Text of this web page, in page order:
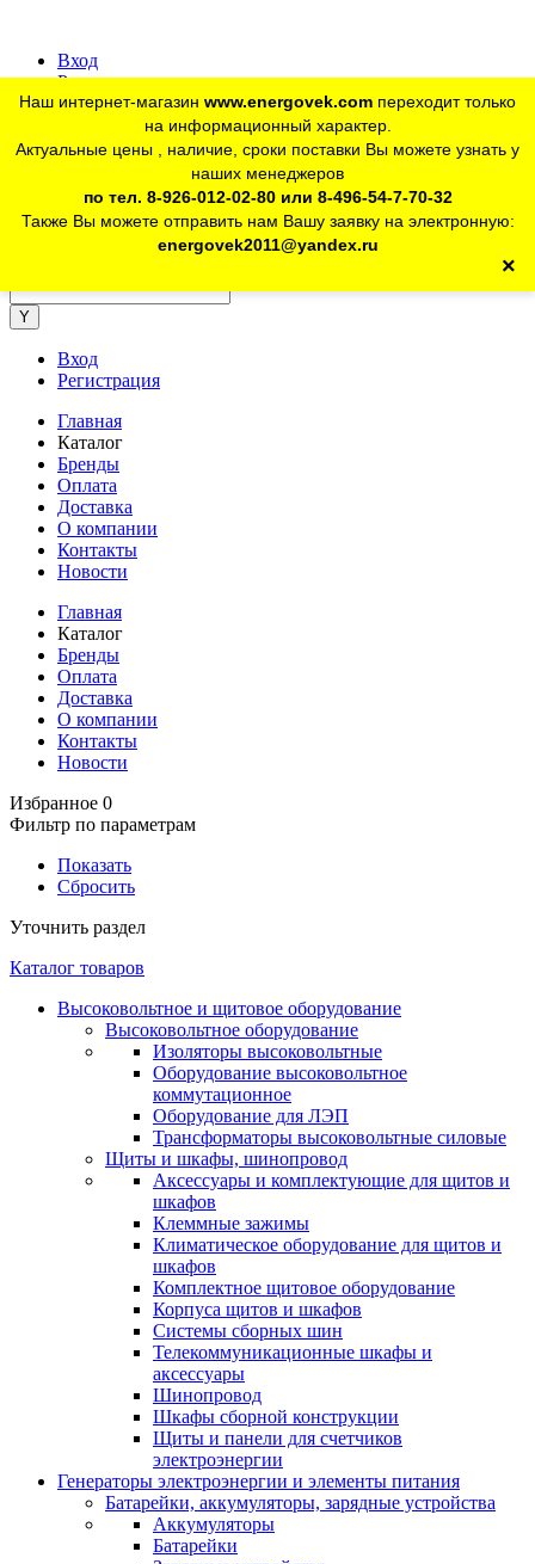
Вход
Регистрация
Для юр. лиц:+7 (926) 012-02-80
telegram Розничный магазин:+7 (925) 902-46-10
Наш интернет-магазин www.energovek.com переходит только
на информационный характер.
Актуальные цены , наличие, сроки поставки Вы можете узнать у
наших менеджеров
по тел. 8-926-012-02-80 или 8-496-54-7-70-32
Также Вы можете отправить нам Вашу заявку на электронную:
energovek2011@yandex.ru
×
Вход
Регистрация
Главная
Каталог
Бренды
Оплата
Доставка
О компании
Контакты
Новости
Главная
Каталог
Бренды
Оплата
Доставка
О компании
Контакты
Новости
Избранное 0
Фильтр по параметрам
Показать
Сбросить
Уточнить раздел
Каталог товаров
Высоковольтное и щитовое оборудование
Высоковольтное оборудование
Изоляторы высоковольтные
Оборудование высоковольтное
коммутационное
Оборудование для ЛЭП
Трансформаторы высоковольтные силовые
Щиты и шкафы, шинопровод
Аксессуары и комплектующие для щитов и
шкафов
Клеммные зажимы
Климатическое оборудование для щитов и
шкафов
Комплектное щитовое оборудование
Корпуса щитов и шкафов
Системы сборных шин
Телекоммуникационные шкафы и
аксессуары
Шинопровод
Шкафы сборной конструкции
Щиты и панели для счетчиков
электроэнергии
Генераторы электроэнергии и элементы питания
Батарейки, аккумуляторы, зарядные устройства
Аккумуляторы
Батарейки